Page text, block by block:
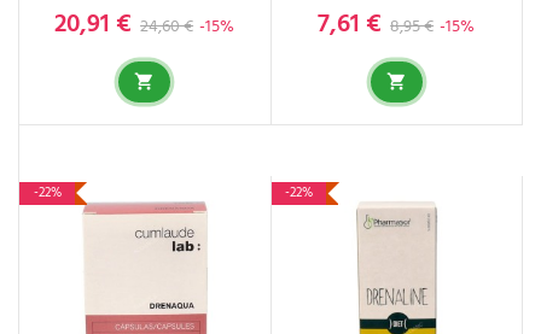
Precio base
24,60 € -15%
Precio
20,91 € Precio base
8,95 € -15%
Precio
7,61 €
-22% -22%